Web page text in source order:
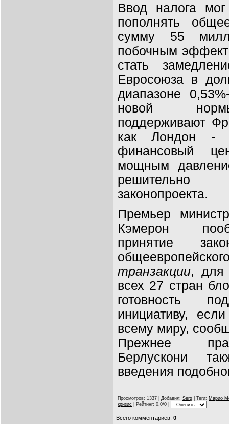
Ввод налога
пополнять
сумму 55
побочным
стать
Евросоюза в
диапазоне
новой
поддерживают
как Лондон -
финансовый
мощным
решительно
законопроекта.
Премьер
Кэмерон
принятие
транзакции, для
всех 27 стран
готовность
инициативу,
всему миру,
Прежнее
Берлускони
введения
Просмотров: 1337 | Добавил: Serg Теги: Марио
кризис
Рейтинг: 0.0/0 |
Всего комментариев: 0